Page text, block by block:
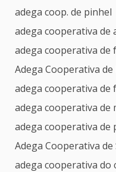
adega coop. de pinhel
adega cooperativa de
adega cooperativa de
Adega Cooperativa de
adega cooperativa de
adega cooperativa de
adega cooperativa de
Adega Cooperativa
adega cooperativa do